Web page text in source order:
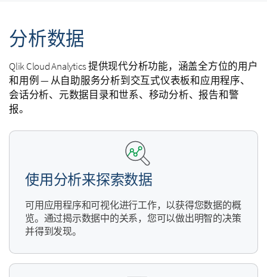
分析数据
Qlik Cloud Analytics提供现代分析功能，涵盖全方位的用户
和用例 — 从自助服务分析到交互式仪表板和应用程序、
会话分析、元数据目录和世系、移动分析、报告和警
报。
使用分析来探索数据
可用应用程序和可视化进行工作，以获得您数据的概
览。通过揭示数据中的关系，您可以做出明智的决策
并得到发现。